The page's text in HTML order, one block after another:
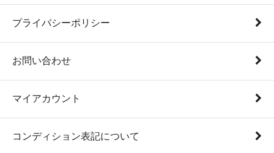
プライバシーポリシー
お問い合わせ
マイアカウント
コンディション表記について